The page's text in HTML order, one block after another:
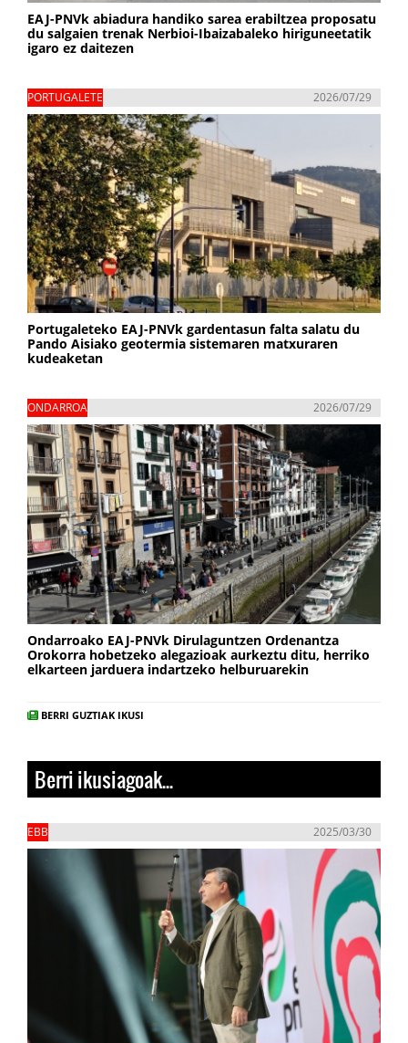
EAJ-PNVk abiadura handiko sarea erabiltzea proposatu
du salgaien trenak Nerbioi-Ibaizabaleko hiriguneetatik
igaro ez daitezen
PORTUGALETE 2026/07/29
Portugaleteko EAJ-PNVk gardentasun falta salatu du
Pando Aisiako geotermia sistemaren matxuraren
kudeaketan
ONDARROA 2026/07/29
Ondarroako EAJ-PNVk Dirulaguntzen Ordenantza
Orokorra hobetzeko alegazioak aurkeztu ditu, herriko
elkarteen jarduera indartzeko helburuarekin
BERRI GUZTIAK IKUSI
Berri ikusiagoak...
EBB 2025/03/30